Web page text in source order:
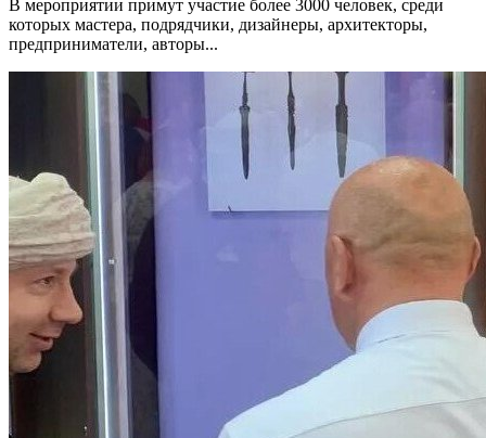
В мероприятии примут участие более 3000 человек, среди
которых мастера, подрядчики, дизайнеры, архитекторы,
предприниматели, авторы...